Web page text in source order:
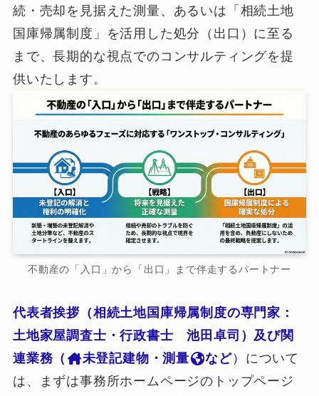
続・売却を見据えた測量、あるいは「相続土地
国庫帰属制度」を活用した処分（出口）に至る
まで、長期的な視点でのコンサルティングを提
供いたします。
不動産の「入口」から「出口」まで伴走するパートナー
代表者挨拶（相続土地国庫帰属制度の専門家：
土地家屋調査士・行政書士 池田卓司）及び関
連業務（
未登記建物・測量 など） について
は、まずは事務所ホームページのトップページ